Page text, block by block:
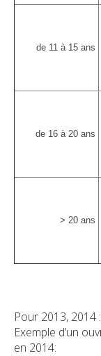
de 11 à 15 ans
de 16 à 20 ans
> 20 ans
Pour 2013, 2014
Exemple d’un
en 2014: